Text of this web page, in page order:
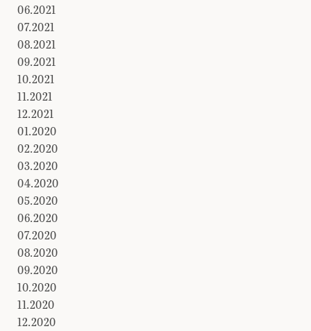
06.2021
07.2021
08.2021
09.2021
10.2021
11.2021
12.2021
01.2020
02.2020
03.2020
04.2020
05.2020
06.2020
07.2020
08.2020
09.2020
10.2020
11.2020
12.2020